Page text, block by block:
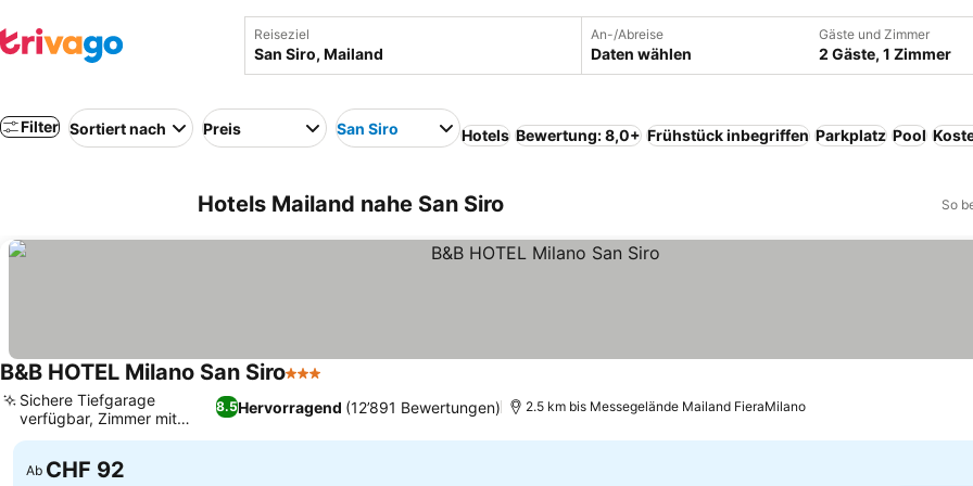
Reiseziel An-/Abreise
Daten wählen
Gäste und Zimmer
2 Gäste, 1 Zimmer
Filter Sortiert nach Preis San Siro Hotels Bewertung: 8,0+ Frühstück inbegriffen Parkplatz Pool
Hotels Mailand nahe San Siro So
B&B HOTEL Milano San Siro3 Sterne
8.5Hervorragend (12’891 Bewertungen)
Sichere Tiefgarage
verfügbar, Zimmer mit
Stadionblick
2.5 km bis Messegelände Mailand FieraMilano
Ab CHF 92